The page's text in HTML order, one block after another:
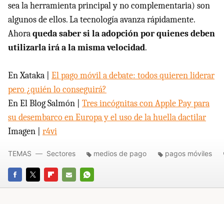
sea la herramienta principal y no complementaria) son
algunos de ellos. La tecnología avanza rápidamente.
Ahoraqueda saber si la adopción por quienes deben
utilizarla irá a la misma velocidad.
En Xataka | El pago móvil a debate: todos quieren liderar
pero ¿quién lo conseguirá?
En El Blog Salmón | Tres incógnitas con Apple Pay para
su desembarco en Europa y el uso de la huella dactilar
Imagen | r4vi
FACEBOOK
TWITTERFLIPBOARD
E-
WHATSAPP
TEMAS Sectores medios de pago pagos móviles